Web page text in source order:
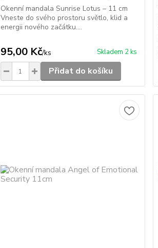
Okenní mandala Sunrise Lotus – 11 cm
Vneste do svého prostoru světlo, klid a
energii nového začátku....
95,00 Kč/ks Skladem 2 ks
Přidat do košíku